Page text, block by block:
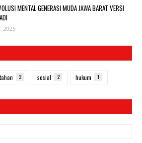
MENTAL GENERASI MUDA JAWA BARAT VERSI
2025
2 sosial 2 hukum 1